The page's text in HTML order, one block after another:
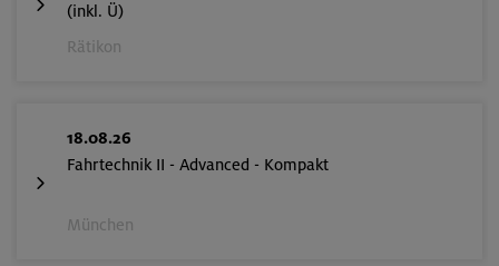
(inkl. Ü)
Rätikon
18.08.26
Fahrtechnik II - Advanced - Kompakt
München